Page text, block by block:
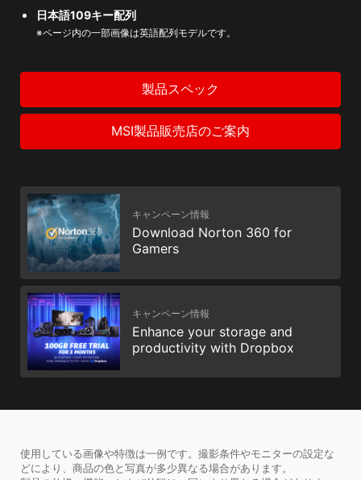
日本語109キー配列
※ページ内の一部画像は英語配列モデルです。
製品スペック
MSI製品販売店のご案内
キャンペーン情報
Download Norton 360 for
Gamers
キャンペーン情報
Enhance your storage and
productivity with Dropbox
使用している画像や特徴は一例です。撮影条件やモニターの設定な
どにより、商品の色と写真が多少異なる場合があります。